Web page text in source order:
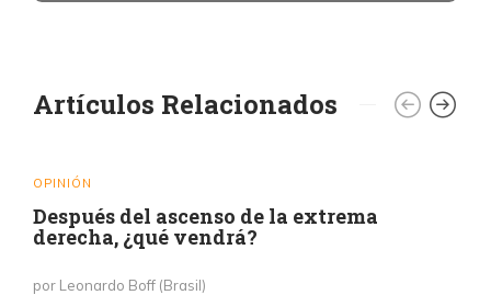
Artículos Relacionados
OPINIÓN
Después del ascenso de la extrema
derecha, ¿qué vendrá?
por Leonardo Boff (Brasil)